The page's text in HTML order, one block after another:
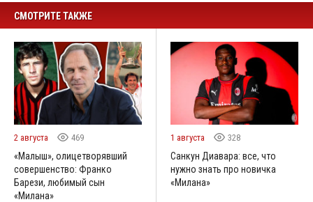
СМОТРИТЕ ТАКЖЕ
2 августа 469
«Малыш», олицетворявший
совершенство: Франко
Барези, любимый сын
«Милана»
1 августа 328
Санкун Диавара: все, что
нужно знать про новичка
«Милана»